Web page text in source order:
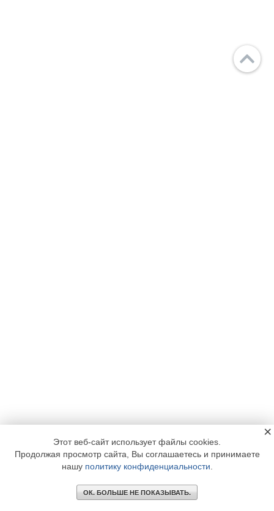
Этот веб-сайт использует файлы cookies.
Продолжая просмотр сайта, Вы соглашаетесь и принимаете
нашу политику конфиденциальности
ОК. БОЛЬШЕ НЕ ПОКАЗЫВАТЬ.
×